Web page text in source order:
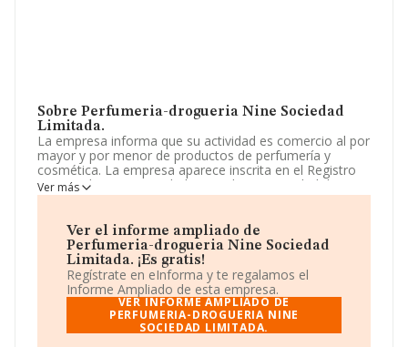
Sobre Perfumeria-drogueria Nine Sociedad
Limitada.
La empresa informa que su actividad es comercio al por
mayor y por menor de productos de perfumería y
cosmética. La empresa aparece inscrita en el Registro
Mercantil como Sociedad Limitada. La actividad de
referencia CNAE corresponde a 'Comercio al por menor
establecimientos especializados', cuyo Código es 4775.
No realiza actividad de importación y/o exportación.
Los empleados han aumentado un 50% y atendiendo a
los datos disponibles en INFORMA, el número de
empleados de la compañía ha estado por debajo de la
media de sector.
Ver más
Ver el informe ampliado de
Perfumeria-drogueria Nine Sociedad
Limitada. ¡Es gratis!
Regístrate en eInforma y te regalamos el
Informe Ampliado de esta empresa.
VER INFORME AMPLIADO DE
PERFUMERIA-DROGUERIA NINE
SOCIEDAD LIMITADA.